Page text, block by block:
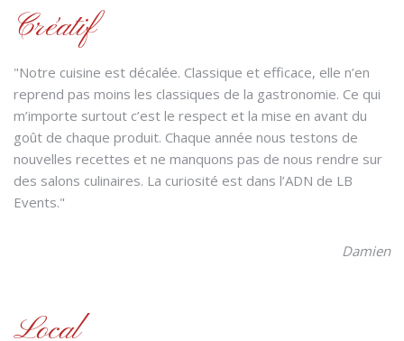
Créatif
"Notre cuisine est décalée. Classique et efficace, elle n’en
reprend pas moins les classiques de la gastronomie. Ce qui
m’importe surtout c’est le respect et la mise en avant du
goût de chaque produit. Chaque année nous testons de
nouvelles recettes et ne manquons pas de nous rendre sur
des salons culinaires. La curiosité est dans l’ADN de LB
Events."
Damien
Local